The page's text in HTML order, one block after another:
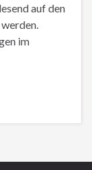
auf den
im